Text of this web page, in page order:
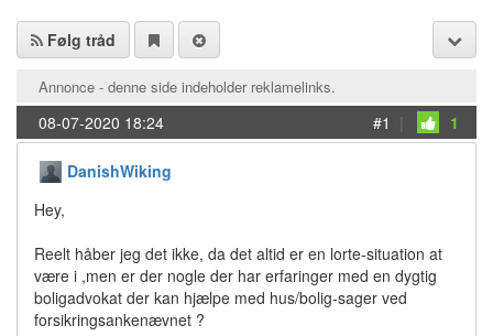
Følg tråd
Annonce - denne side indeholder reklamelinks.
08-07-2020 18:24 #1 | 1
DanishWiking
Hey,
Reelt håber jeg det ikke, da det altid er en lorte-situation at
være i ,men er der nogle der har erfaringer med en dygtig
boligadvokat der kan hjælpe med hus/bolig-sager ved
forsikringsankenævnet ?